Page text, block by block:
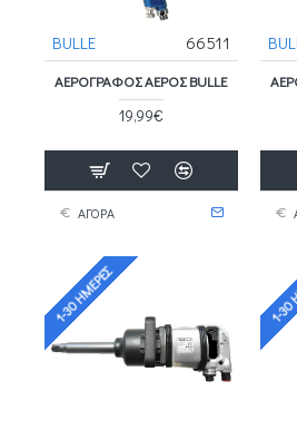
BULLE 66511
ΑΕΡΟΓΡΆΦΟΣ ΑΈΡΟΣ BULLE
19,99€
ΑΓΟΡΑ
1-30 ΗΜΈΡΕΣ 1-